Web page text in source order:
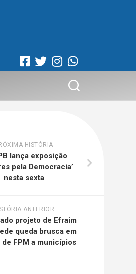
HISTÓRIA
lança exposição
pela Democracia’
nesta sexta
ANTERIOR
projeto de Efraim
queda brusca em
de FPM a municípios